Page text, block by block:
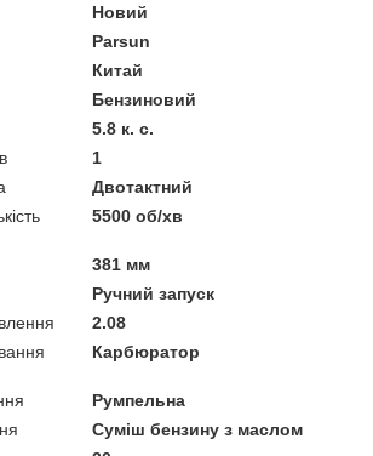
Новий
Parsun
Китай
Бензиновий
5.8 к. с.
1
Двотактний
5500 об/хв
381 мм
Ручний запуск
2.08
Карбюратор
Румпельна
Суміш бензину з маслом